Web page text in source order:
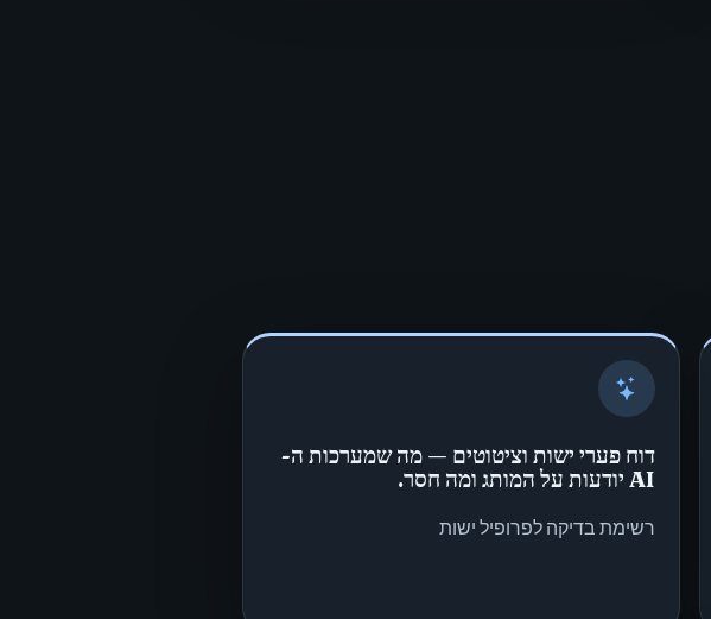
דוח פערי ישות וציטוטים — מה שמערכות ה-
AI יודעות על המותג ומה חסר.
רשימת בדיקה לפרופיל ישות